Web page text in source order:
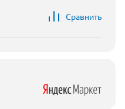
Сравнить